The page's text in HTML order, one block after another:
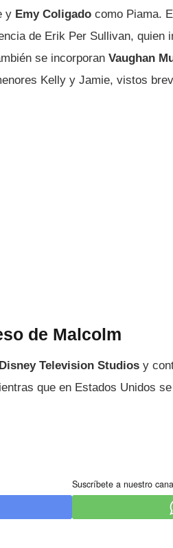
y Emy Coligado como Piama.
de Erik Per Sullivan, quien
se incorporan Vaughan
Kelly y Jamie, vistos
de Malcolm
Disney Television Studios y
que en Estados Unidos
Suscríbete a nuestro